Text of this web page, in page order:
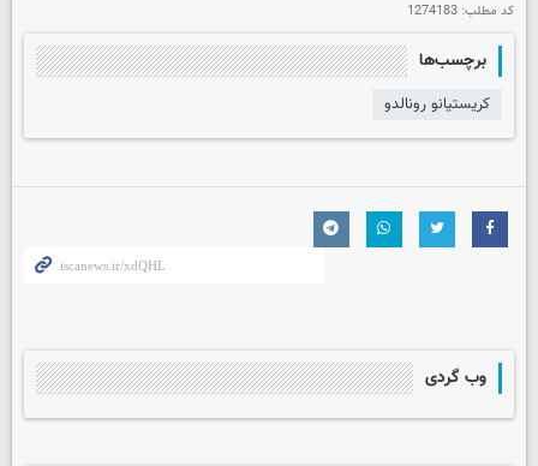
کد مطلب: 1274183
برچسب‌ها
کریستیانو رونالدو
وب گردی